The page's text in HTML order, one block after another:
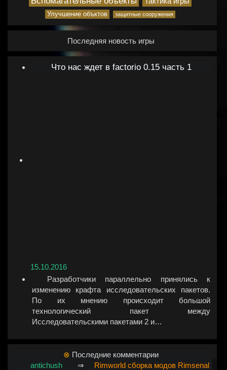
Улучшение объктов защитные сооружения
Последняя новость игры
Что нас ждет в factorio 0.15 часть 1
15.10.2016
Разработчики параллельно принялись к
изменению крафта исследовательских пакетов.
По их мнению происходит большой
технологический пакет между
Исследовательскими пакетами 2 и…
⊗ Последние комментарии
antichush
⇒
Rimworld сборка модов Rimsenal